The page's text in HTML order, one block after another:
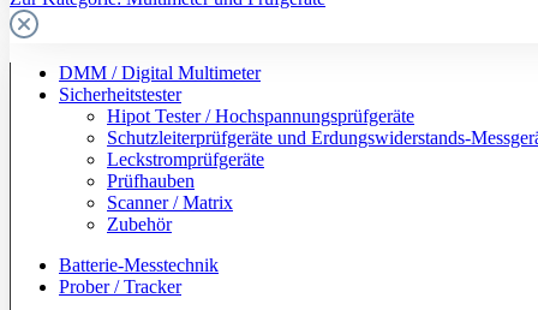
DMM / Digital Multimeter
Sicherheitstester
Hipot Tester / Hochspannungsprüfgeräte
Schutzleiterprüfgeräte und Erdungswiderstands-
Leckstromprüfgeräte
Prüfhauben
Scanner / Matrix
Zubehör
Batterie-Messtechnik
Prober / Tracker